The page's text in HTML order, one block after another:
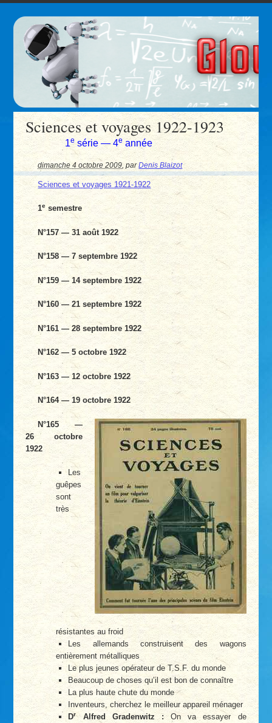
Sciences et voyages 1922-1923
1e série — 4e année
dimanche 4 octobre 2009,parDenis Blaizot
Sciences et voyages 1921-1922
1e semestre
N°157 — 31 août 1922
N°158 — 7 septembre 1922
N°159 — 14 septembre 1922
N°160 — 21 septembre 1922
N°161 — 28 septembre 1922
N°162 — 5 octobre 1922
N°163 — 12 octobre 1922
N°164 — 19 octobre 1922
N°165 —
26 octobre
1922
Les
guêpes
sont
très
résistantes au froid
Les allemands construisent des wagons
entièrement métalliques
Le plus jeunes opérateur de T.S.F. du monde
Beaucoup de choses qu’il est bon de connaître
La plus haute chute du monde
Inventeurs, cherchez le meilleur appareil ménager
DrAlfred Gradenwitz :On va essayer de